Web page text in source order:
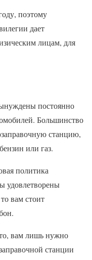
поэтому
дает
лицам, для
постоянно
Большинство
станцию,
или газ.
политика
удовлетворены
вам стоит
вам лишь нужно
станции